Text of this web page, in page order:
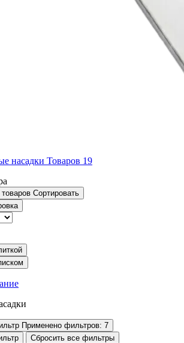
насадки Товаров 19
Сортировать
Применено фильтров: 7
Сбросить все фильтры